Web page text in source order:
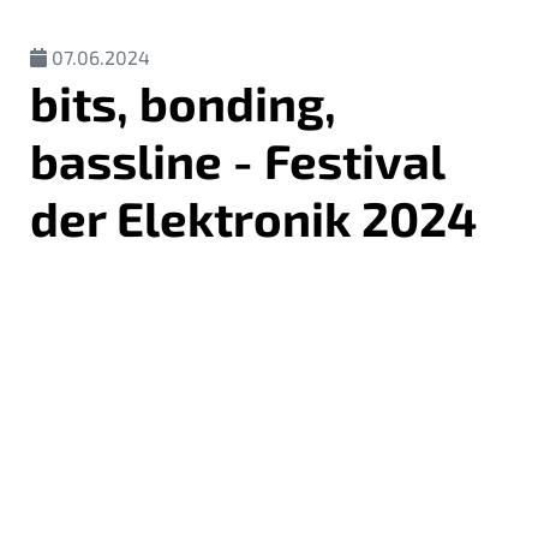
07.06.2024
bits, bonding,
bassline - Festival
der Elektronik 2024